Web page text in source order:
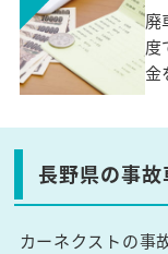
廃
度
金
長野県の事
カーネクストの事